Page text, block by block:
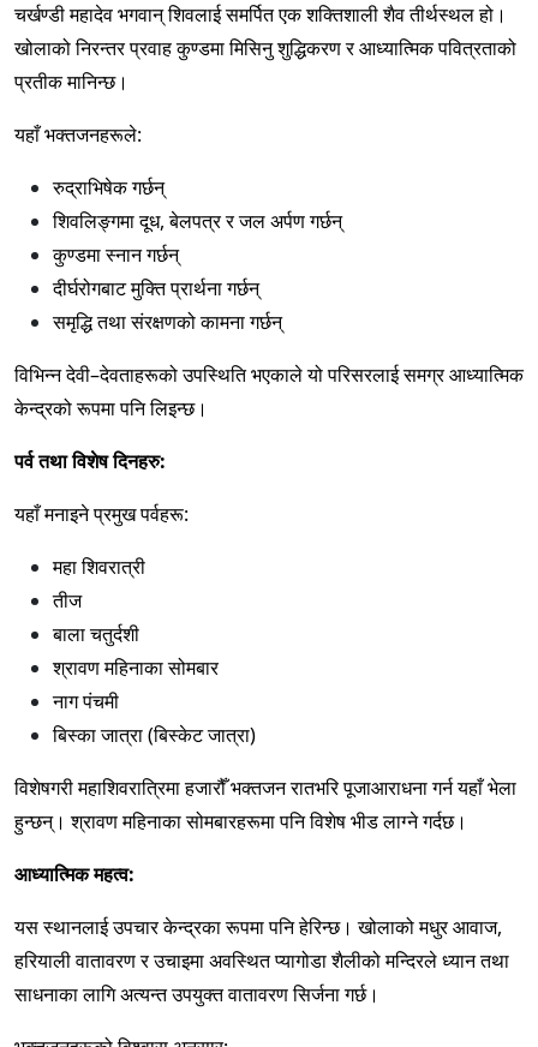
चर्खण्डी महादेव भगवान् शिवलाई समर्पित एक शक्तिशाली शैव तीर्थस्थल हो।
खोलाको निरन्तर प्रवाह कुण्डमा मिसिनु शुद्धिकरण र आध्यात्मिक पवित्रताको
प्रतीक मानिन्छ।
यहाँ भक्तजनहरूले:
रुद्राभिषेक गर्छन्
शिवलिङ्गमा दूध, बेलपत्र र जल अर्पण गर्छन्
कुण्डमा स्नान गर्छन्
दीर्घरोगबाट मुक्ति प्रार्थना गर्छन्
समृद्धि तथा संरक्षणको कामना गर्छन्
विभिन्न देवी–देवताहरूको उपस्थिति भएकाले यो परिसरलाई समग्र आध्यात्मिक
केन्द्रको रूपमा पनि लिइन्छ।
पर्व तथा विशेष दिनहरु:
यहाँ मनाइने प्रमुख पर्वहरू:
महा शिवरात्री
तीज
बाला चतुर्दशी
श्रावण महिनाका सोमबार
नाग पंचमी
बिस्का जात्रा (बिस्केट जात्रा)
विशेषगरी महाशिवरात्रिमा हजारौँ भक्तजन रातभरि पूजाआराधना गर्न यहाँ भेला
हुन्छन्। श्रावण महिनाका सोमबारहरूमा पनि विशेष भीड लाग्ने गर्दछ।
आध्यात्मिक महत्व:
यस स्थानलाई उपचार केन्द्रका रूपमा पनि हेरिन्छ। खोलाको मधुर आवाज,
हरियाली वातावरण र उचाइमा अवस्थित प्यागोडा शैलीको मन्दिरले ध्यान तथा
साधनाका लागि अत्यन्त उपयुक्त वातावरण सिर्जना गर्छ।